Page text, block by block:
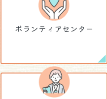
ボランティアセンター